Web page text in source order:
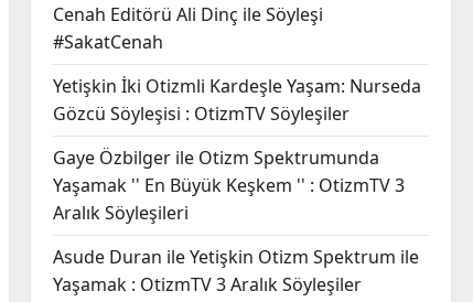
Cenah Editörü Ali Dinç ile Söyleşi
#SakatCenah
Yetişkin İki Otizmli Kardeşle Yaşam: Nurseda
Gözcü Söyleşisi : OtizmTV Söyleşiler
Gaye Özbilger ile Otizm Spektrumunda
Yaşamak '' En Büyük Keşkem '' : OtizmTV 3
Aralık Söyleşileri
Asude Duran ile Yetişkin Otizm Spektrum ile
Yaşamak : OtizmTV 3 Aralık Söyleşiler